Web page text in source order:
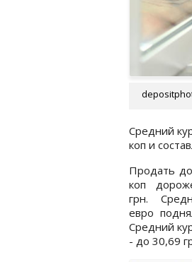
Средний
коп и
Продать
коп
грн.
евро
Средний
- до 30,69